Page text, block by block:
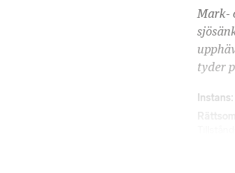
Mark-
tyder
Instans